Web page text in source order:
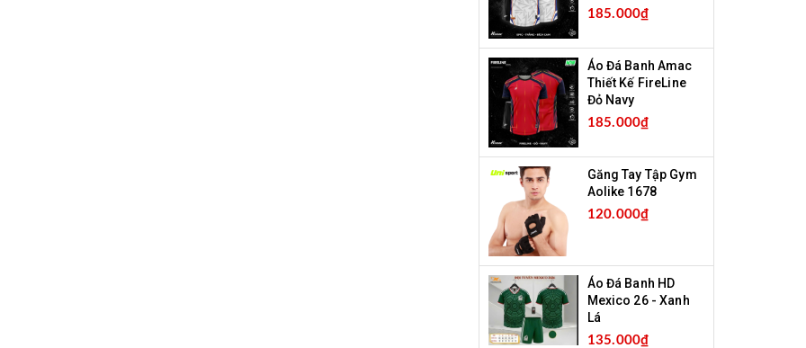
185.000₫
Áo Đá Banh Amac
Thiết Kế FireLine
Đỏ Navy
185.000₫
Găng Tay Tập Gym
Aolike 1678
120.000₫
Áo Đá Banh HD
Mexico 26 - Xanh
Lá
135.000₫